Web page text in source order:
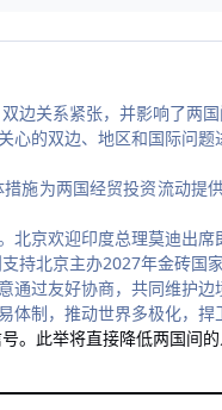
边关系紧张，并影响了两国
的双边、地区和国际问
施为两国经贸投资流动
京欢迎印度总理莫迪出席
持北京主办2027年金砖国家
过友好协商，共同维护边
制，推动世界多极化，捍
此举将直接降低两国间